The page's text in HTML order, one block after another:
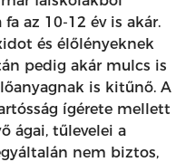
az 10-12 év is akár.
és élőlényeknek
pedig akár mulcs is
is kitűnő. A
ígérete mellett
ágai, tűlevelei a
nem biztos,